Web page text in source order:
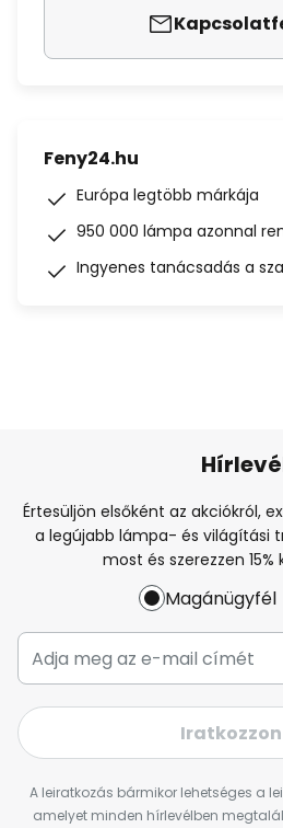
Feny24.hu
Európa legtöbb márkája
950 000 lámpa azonnal
Ingyenes tanácsadás a
Értesüljön elsőként az akciókról,
a legújabb lámpa- és világítási
most és szerezzen
Magánügyfél
A leiratkozás bármikor lehetséges a
amelyet minden hírlevélben